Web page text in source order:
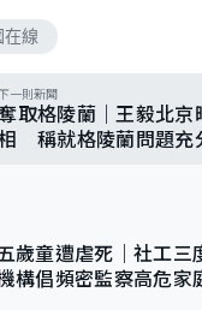
在線
一則新聞
取格陵蘭｜王毅北京
稱就格陵蘭問題充
歲童遭虐死｜社工
構倡頻密監察高危